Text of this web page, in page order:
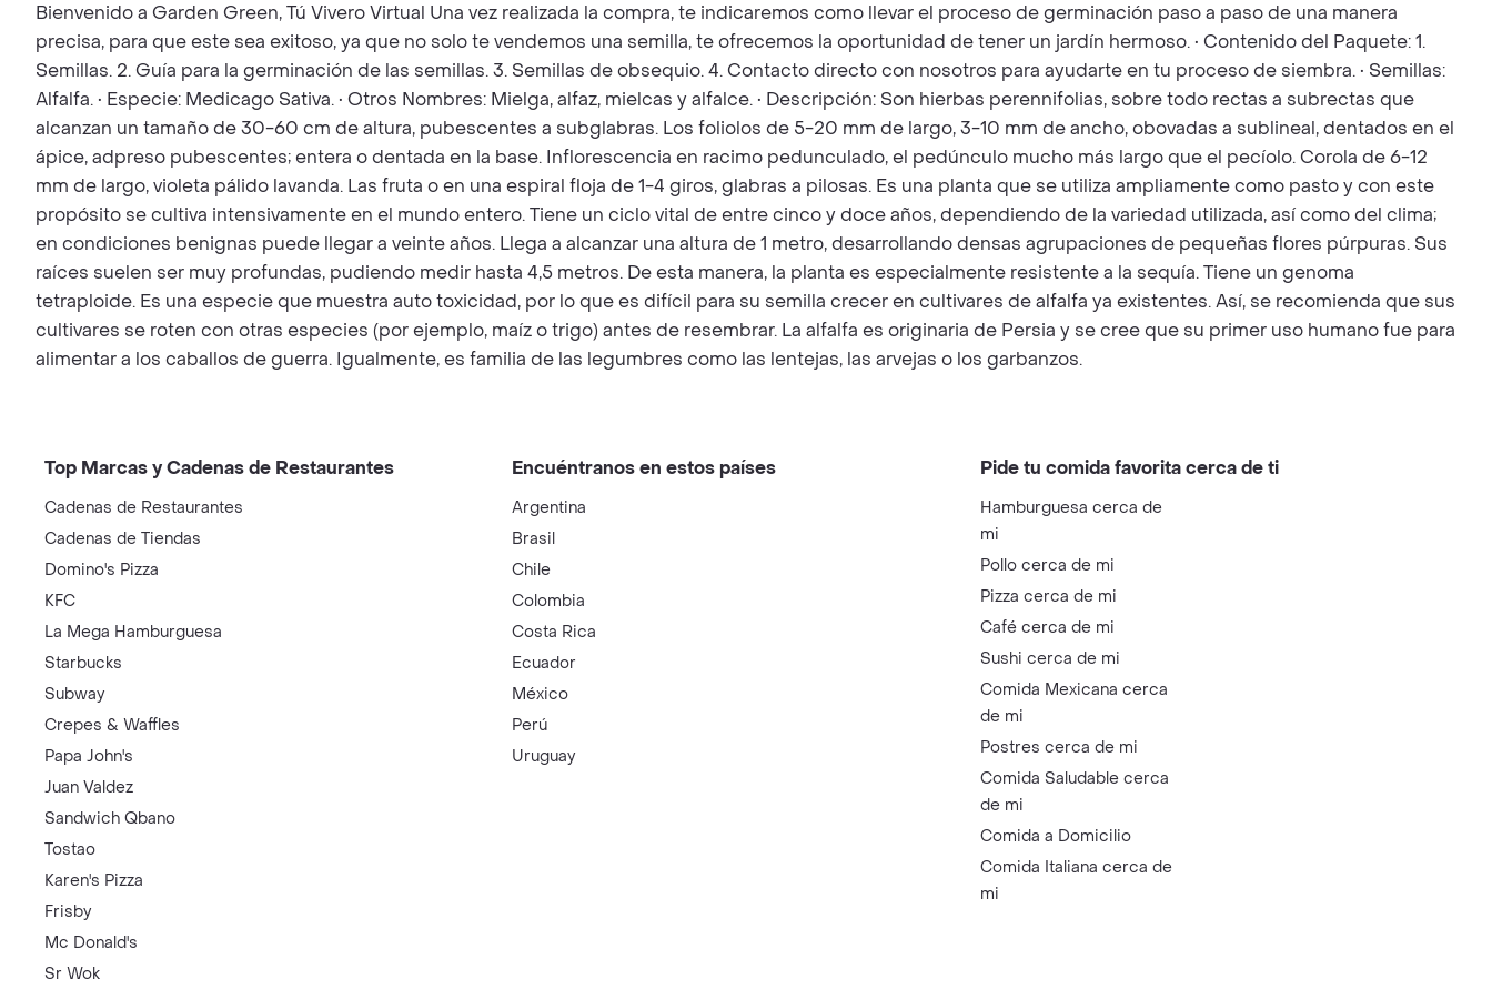
Bienvenido a Garden Green, Tú Vivero Virtual Una vez realizada la compra, te indicaremos como llevar el proceso de germinación paso a paso de una manera
precisa, para que este sea exitoso, ya que no solo te vendemos una semilla, te ofrecemos la oportunidad de tener un jardín hermoso. • Contenido del Paquete: 1.
Semillas. 2. Guía para la germinación de las semillas. 3. Semillas de obsequio. 4. Contacto directo con nosotros para ayudarte en tu proceso de siembra. • Semillas:
Alfalfa. • Especie: Medicago Sativa. • Otros Nombres: Mielga, alfaz, mielcas y alfalce. • Descripción: Son hierbas perennifolias, sobre todo rectas a subrectas que
alcanzan un tamaño de 30-60 cm de altura, pubescentes a subglabras. Los foliolos de 5-20 mm de largo, 3-10 mm de ancho, obovadas a sublineal, dentados en el
ápice, adpreso pubescentes; entera o dentada en la base. Inflorescencia en racimo pedunculado, el pedúnculo mucho más largo que el pecíolo. Corola de 6-12
mm de largo, violeta pálido lavanda. Las fruta o en una espiral floja de 1-4 giros, glabras a pilosas. Es una planta que se utiliza ampliamente como pasto y con este
propósito se cultiva intensivamente en el mundo entero. Tiene un ciclo vital de entre cinco y doce años, dependiendo de la variedad utilizada, así como del clima;
en condiciones benignas puede llegar a veinte años. Llega a alcanzar una altura de 1 metro, desarrollando densas agrupaciones de pequeñas flores púrpuras. Sus
raíces suelen ser muy profundas, pudiendo medir hasta 4,5 metros. De esta manera, la planta es especialmente resistente a la sequía. Tiene un genoma
tetraploide. Es una especie que muestra auto toxicidad, por lo que es difícil para su semilla crecer en cultivares de alfalfa ya existentes. Así, se recomienda que sus
cultivares se roten con otras especies (por ejemplo, maíz o trigo) antes de resembrar. La alfalfa es originaria de Persia y se cree que su primer uso humano fue para
alimentar a los caballos de guerra. Igualmente, es familia de las legumbres como las lentejas, las arvejas o los garbanzos.
Top Marcas y Cadenas de Restaurantes
Cadenas de Restaurantes
Cadenas de Tiendas
Domino's Pizza
KFC
La Mega Hamburguesa
Starbucks
Subway
Crepes & Waffles
Papa John's
Juan Valdez
Sandwich Qbano
Tostao
Karen's Pizza
Frisby
Mc Donald's
Sr Wok
Encuéntranos en estos países
Argentina
Brasil
Chile
Colombia
Costa Rica
Ecuador
México
Perú
Uruguay
Pide tu comida favorita cerca de ti
Hamburguesa cerca de
mi
Pollo cerca de mi
Pizza cerca de mi
Café cerca de mi
Sushi cerca de mi
Comida Mexicana cerca
de mi
Postres cerca de mi
Comida Saludable cerca
de mi
Comida a Domicilio
Comida Italiana cerca de
mi